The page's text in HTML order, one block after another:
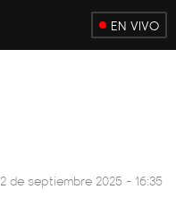
EN VIVO
2 de septiembre 2025 - 16:35